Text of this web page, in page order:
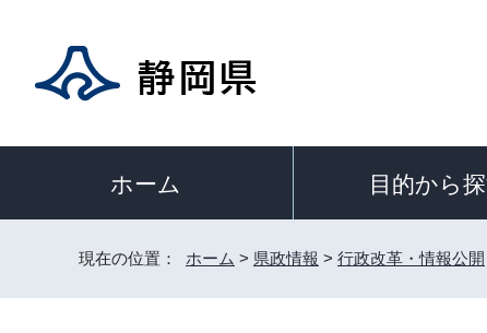
ホーム 目的から
現在の位置： ホーム > 県政情報 > 行政改革・情報公開